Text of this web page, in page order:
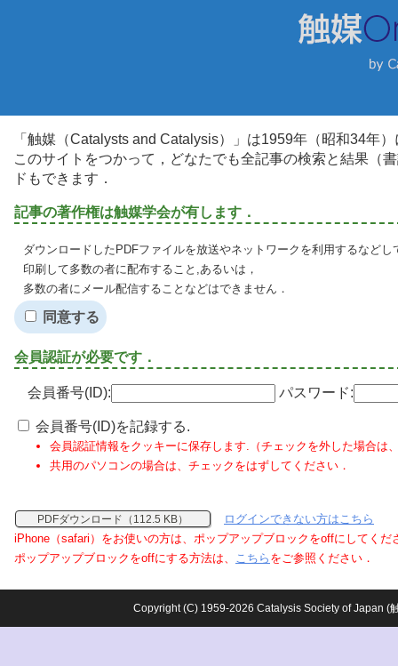
「触媒（Catalysts and Catalysis）」は1959年（昭和34年
このサイトをつかって，どなたでも全記事の検索と結果（
ドもできます．
記事の著作権は触媒学会が有します．
ダウンロードしたPDFファイルを放送やネットワークを利用するなど
印刷して多数の者に配布すること,あるいは，
多数の者にメール配信することなどはできません．
同意する
会員認証が必要です．
会員番号(ID): パスワード:
会員番号(ID)を記録する.
会員認証情報をクッキーに保存します.（チェックを外した場合は
共用のパソコンの場合は、チェックをはずしてください．
PDFダウンロード（112.5 KB）
ログインできない方はこちら
iPhone（safari）をお使いの方は、ポップアップブロックをoffにしてくだ
ポップアップブロックをoffにする方法は、 こちら をご参照ください．
Copyright (C) 1959-2026 Catalysis Society of Japan (